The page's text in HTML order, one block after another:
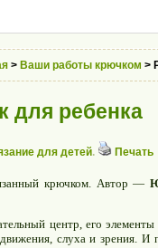
> Ваши работы крючком >
для ребенка
для детей. Печать
крючком. Автор —
центр, его элементы
слуха и зрения. И